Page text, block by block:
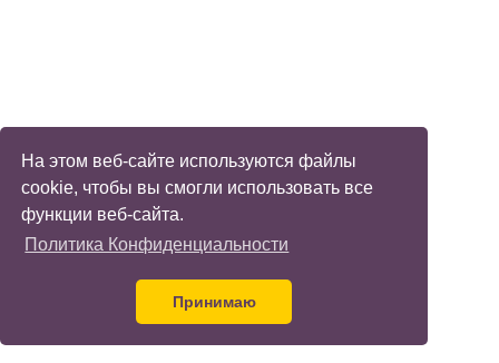
На этом веб-сайте используются файлы
cookie, чтобы вы смогли использовать все
функции веб-сайта.
Политика Конфиденциальности
Принимаю